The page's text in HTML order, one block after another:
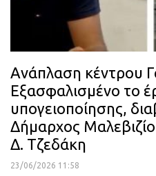
Ανάπλαση κέντρου
Εξασφαλισμένο το
υπογειοποίησης,
Δήμαρχος
Δ. Τζεδάκη
23/06/2026 11:58